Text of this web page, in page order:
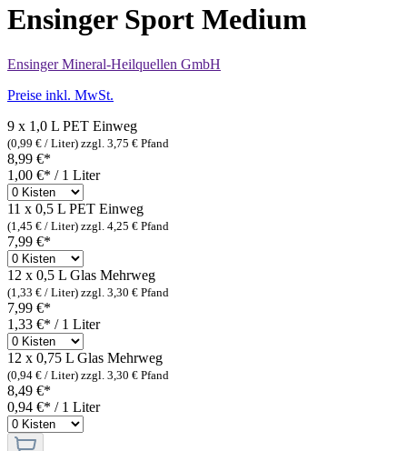
Ensinger Sport Medium
Ensinger Mineral-Heilquellen GmbH
Preise inkl. MwSt.
9 x 1,0 L PET Einweg
(0,99 € / Liter) zzgl. 3,75 € Pfand
8,99 €*
1,00 €* / 1 Liter
11 x 0,5 L PET Einweg
(1,45 € / Liter) zzgl. 4,25 € Pfand
7,99 €*
12 x 0,5 L Glas Mehrweg
(1,33 € / Liter) zzgl. 3,30 € Pfand
7,99 €*
1,33 €* / 1 Liter
12 x 0,75 L Glas Mehrweg
(0,94 € / Liter) zzgl. 3,30 € Pfand
8,49 €*
0,94 €* / 1 Liter